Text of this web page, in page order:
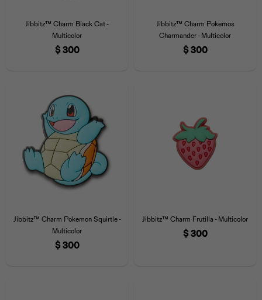
Jibbitz™ Charm Black Cat -
Multicolor
$300
Jibbitz™ Charm Pokemos
Charmander - Multicolor
$300
Jibbitz™ Charm Pokemon Squirtle -
Multicolor
$300
Jibbitz™ Charm Frutilla - Multicolor
$300